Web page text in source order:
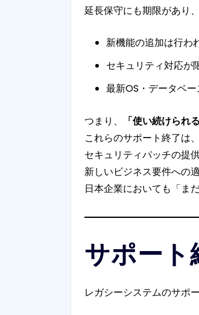
延長保守にも期限があり
新機能の追加は行わ
セキュリティ対応が
最新OS・データベ
つまり、 「使い続けられ
これらのサポート終了は
セキュリティパッチの提
新しいビジネス要件への
日本企業においても「ま
サポー
レガシーシステムのサポ